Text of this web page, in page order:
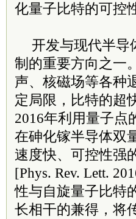
化量子比特的可控
开发与现代半导
制的重要方向之一
声、核磁场等各种
定局限，比特的超
2016年利用量子点
在砷化镓半导体双
速度快、可控性强
[Phys. Rev. Lett.
性与自旋量子比特
长相干的兼得，将